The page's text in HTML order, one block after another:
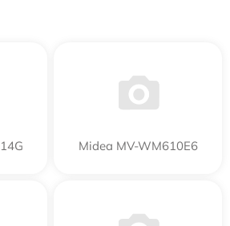
Midea MV-WM610E6